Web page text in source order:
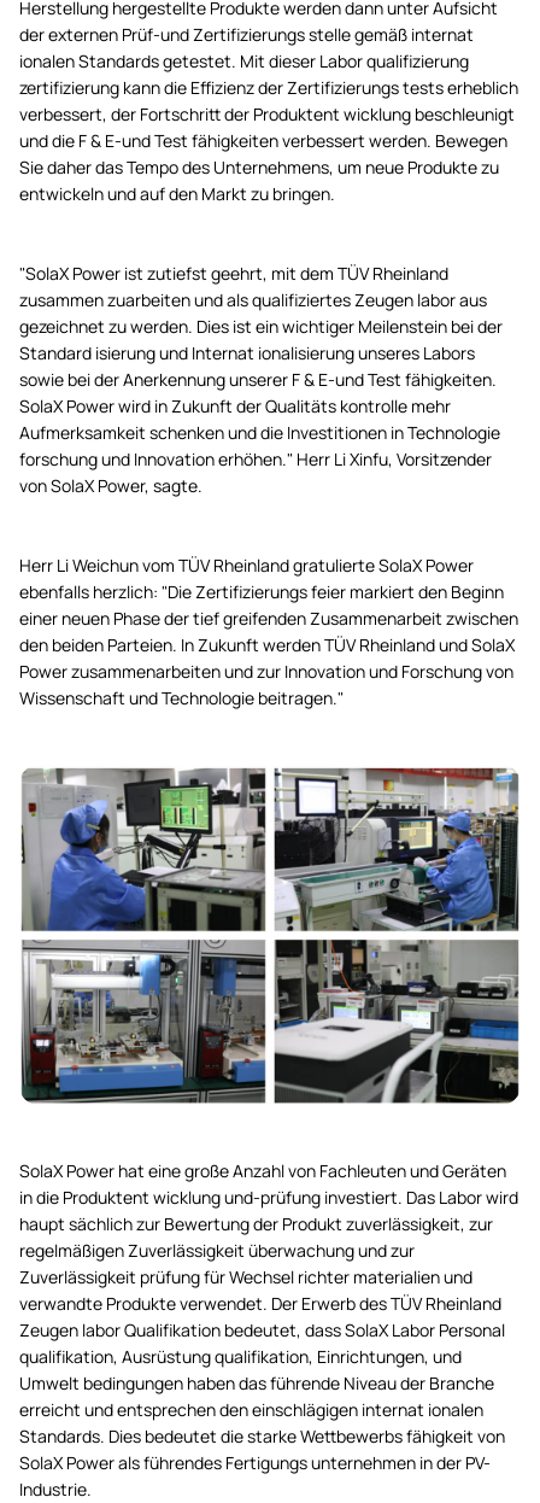
Herstellung hergestellte Produkte werden dann unter Aufsicht
der externen Prüf-und Zertifizierungs stelle gemäß internat
ionalen Standards getestet. Mit dieser Labor qualifizierung
zertifizierung kann die Effizienz der Zertifizierungs tests erheblich
verbessert, der Fortschritt der Produktent wicklung beschleunigt
und die F & E-und Test fähigkeiten verbessert werden. Bewegen
Sie daher das Tempo des Unternehmens, um neue Produkte zu
entwickeln und auf den Markt zu bringen.
"SolaX Power ist zutiefst geehrt, mit dem TÜV Rheinland
zusammen zuarbeiten und als qualifiziertes Zeugen labor aus
gezeichnet zu werden. Dies ist ein wichtiger Meilenstein bei der
Standard isierung und Internat ionalisierung unseres Labors
sowie bei der Anerkennung unserer F & E-und Test fähigkeiten.
SolaX Power wird in Zukunft der Qualitäts kontrolle mehr
Aufmerksamkeit schenken und die Investitionen in Technologie
forschung und Innovation erhöhen." Herr Li Xinfu, Vorsitzender
von SolaX Power, sagte.
Herr Li Weichun vom TÜV Rheinland gratulierte SolaX Power
ebenfalls herzlich: "Die Zertifizierungs feier markiert den Beginn
einer neuen Phase der tief greifenden Zusammenarbeit zwischen
den beiden Parteien. In Zukunft werden TÜV Rheinland und SolaX
Power zusammenarbeiten und zur Innovation und Forschung von
Wissenschaft und Technologie beitragen."
SolaX Power hat eine große Anzahl von Fachleuten und Geräten
in die Produktent wicklung und-prüfung investiert. Das Labor wird
haupt sächlich zur Bewertung der Produkt zuverlässigkeit, zur
regelmäßigen Zuverlässigkeit überwachung und zur
Zuverlässigkeit prüfung für Wechsel richter materialien und
verwandte Produkte verwendet. Der Erwerb des TÜV Rheinland
Zeugen labor Qualifikation bedeutet, dass SolaX Labor Personal
qualifikation, Ausrüstung qualifikation, Einrichtungen, und
Umwelt bedingungen haben das führende Niveau der Branche
erreicht und entsprechen den einschlägigen internat ionalen
Standards. Dies bedeutet die starke Wettbewerbs fähigkeit von
SolaX Power als führendes Fertigungs unternehmen in der PV-
Industrie.